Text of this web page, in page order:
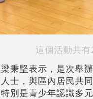
這個活動共
秉堅表示，是次舉
士，與區內居民共
別是青少年認識多元